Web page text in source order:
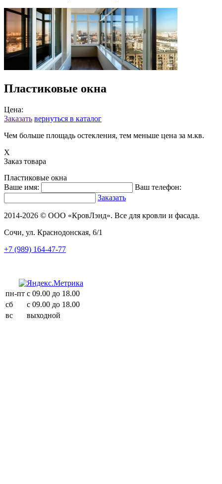
Пластиковые окна
Цена:
Заказать вернуться в каталог
Чем больше площадь остекления, тем меньше цена за м.кв.
X
Заказ товара
Пластиковые окна
Ваше имя:
Ваш телефон:
Заказать
2014-2026 © ООО «КровЛэнд». Все для кровли и фасада.
Сочи, ул. Краснодонская, 6/1
+7 (989) 164-47-77
пн-пт с 09.00 до 18.00
сб
с 09.00 до 18.00
вс
выходной